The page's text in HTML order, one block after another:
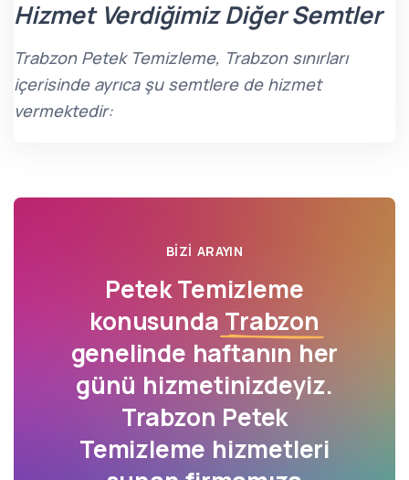
Hizmet Verdiğimiz Diğer Semtler
Trabzon Petek Temizleme, Trabzon sınırları
içerisinde ayrıca şu semtlere de hizmet
vermektedir:
BIZI ARAYIN
Petek Temizleme
konusunda Trabzon
genelinde haftanın her
günü hizmetinizdeyiz.
Trabzon Petek
Temizleme hizmetleri